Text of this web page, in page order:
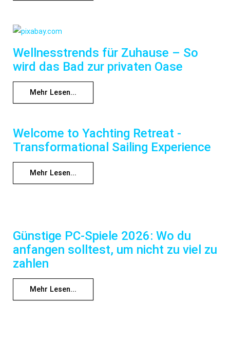
Wellnesstrends für Zuhause – So
wird das Bad zur privaten Oase
Mehr Lesen...
Welcome to Yachting Retreat -
Transformational Sailing Experience
Mehr Lesen...
Günstige PC-Spiele 2026: Wo du
anfangen solltest, um nicht zu viel zu
zahlen
Mehr Lesen...